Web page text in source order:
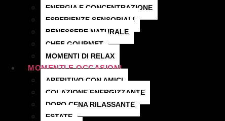
ENERGIA E CONCENTRAZIONE
ESPERIENZE SENSORIALI
BENESSERE NATURALE
CHEF GOURMET
MOMENTI DI RELAX
MOMENTI E OCCASIONI
APERITIVO CON AMICI
COLAZIONE ENERGIZZANTE
DOPO CENA RILASSANTE
ESTATE